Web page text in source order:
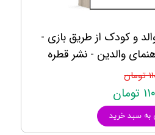
و کودک از طریق بازی -
به سبد خرید